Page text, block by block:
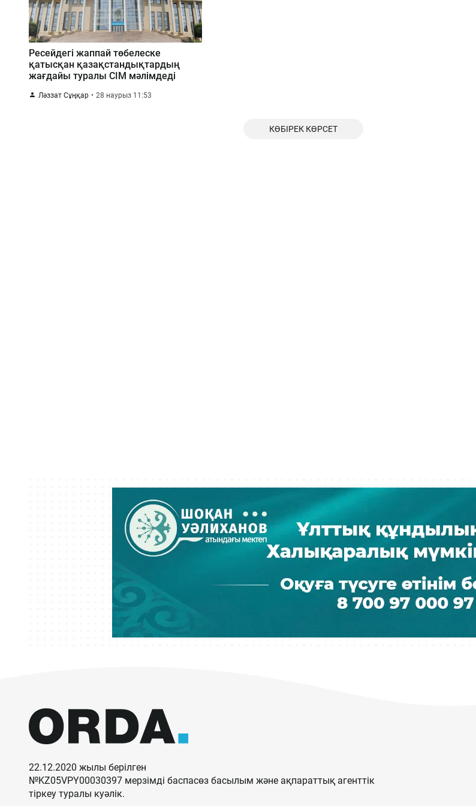
Ресейдегі жаппай төбелеске
қатысқан қазақстандықтардың
жағдайы туралы СІМ мәлімдеді
Ләззат Сұңқар 28 наурыз 11:53
КӨБІРЕК КӨРСЕТ
22.12.2020 жылы берілген
№KZ05VPY00030397 мерзімді баспасөз басылым және ақпараттық агенттік
тіркеу туралы куәлік.